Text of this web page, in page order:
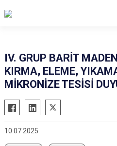
Bulanık
Korkut
IV. GRUP BARİT
KIRMA, ELEME,
MİKRONİZE TESİSİ
10.07.2025